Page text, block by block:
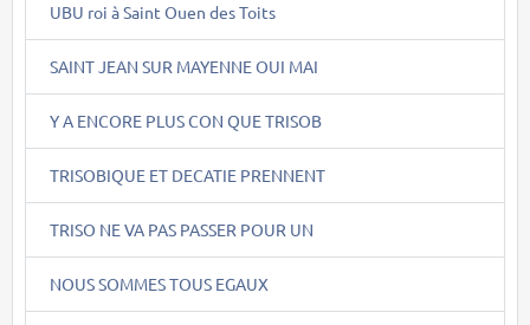
UBU roi à Saint Ouen des Toits
SAINT JEAN SUR MAYENNE OUI MAI
Y A ENCORE PLUS CON QUE TRISOB
TRISOBIQUE ET DECATIE PRENNENT
TRISO NE VA PAS PASSER POUR UN
NOUS SOMMES TOUS EGAUX